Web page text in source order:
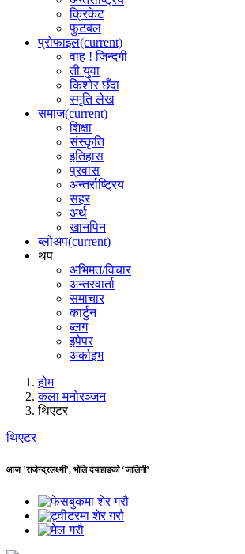
क्रिकेट
फुटबल
प्रोफाइल(current)
वाह ! जिन्दगी
ती युवा
किशोर छँदा
स्मृति लेख
समाज(current)
शिक्षा
संस्कृति
इतिहास
प्रवास
अन्तर्राष्ट्रिय
सहर
अर्थ
खानपिन
ब्लोअप(current)
थप
अभिमत/विचार
अन्तरवार्ता
समाचार
कार्टुन
ब्लग
इपेपर
अर्काइभ
होम
कला मनोरञ्जन
थिएटर
थिएटर
आज ‘राजेन्द्रलक्ष्मी’, भोलि दयाहाङको ‘जालिनी’